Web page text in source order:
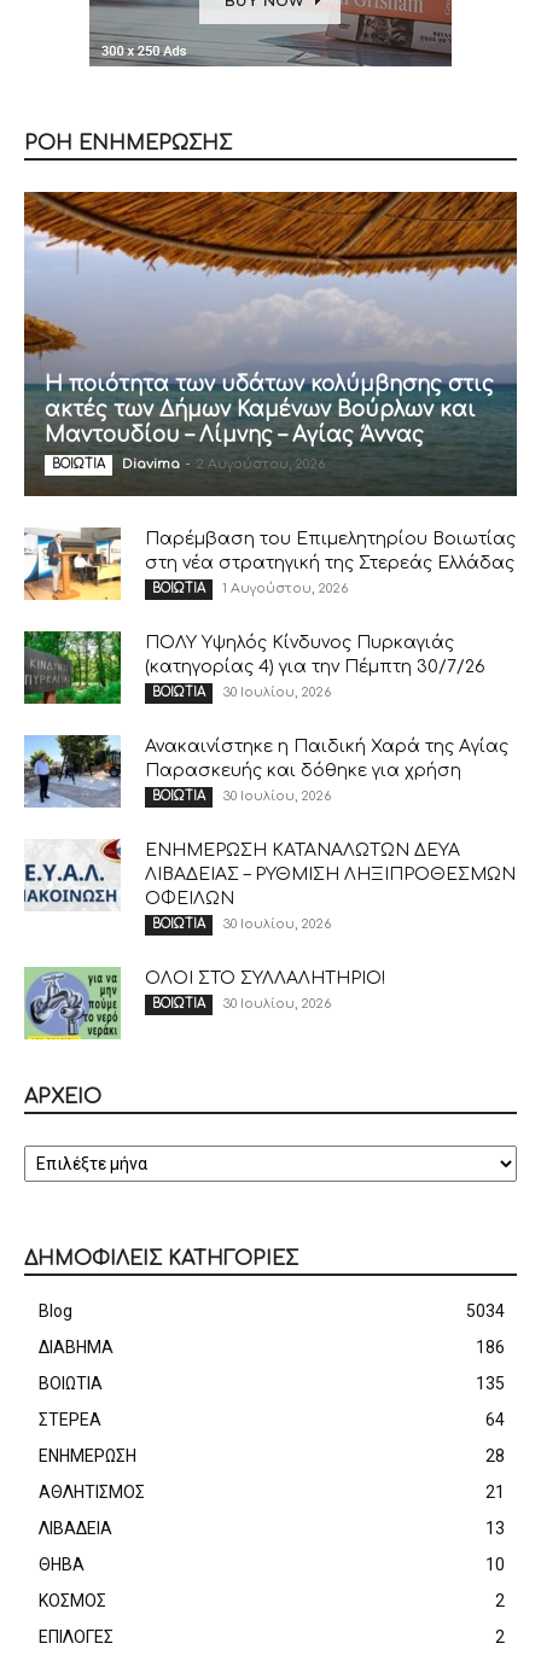
ΡΟΗ ΕΝΗΜΕΡΩΣΗΣ
Η ποιότητα των υδάτων κολύμβησης στις
ακτές των Δήμων Καμένων Βούρλων και
Μαντουδίου – Λίμνης – Αγίας Άννας
ΒΟΙΩΤΙΑ Diavima - 2 Αυγούστου, 2026
Παρέμβαση του Επιμελητηρίου Βοιωτίας
στη νέα στρατηγική της Στερεάς Ελλάδας
ΒΟΙΩΤΙΑ 1 Αυγούστου, 2026
ΠΟΛΥ Υψηλός Κίνδυνος Πυρκαγιάς
(κατηγορίας 4) για την Πέμπτη 30/7/26
ΒΟΙΩΤΙΑ 30 Ιουλίου, 2026
Ανακαινίστηκε η Παιδική Χαρά της Αγίας
Παρασκευής και δόθηκε για χρήση
ΒΟΙΩΤΙΑ 30 Ιουλίου, 2026
ΕΝΗΜΕΡΩΣΗ ΚΑΤΑΝΑΛΩΤΩΝ ΔΕΥΑ
ΛΙΒΑΔΕΙΑΣ – ΡΥΘΜΙΣΗ ΛΗΞΙΠΡΟΘΕΣΜΩΝ
ΟΦΕΙΛΩΝ
ΒΟΙΩΤΙΑ 30 Ιουλίου, 2026
ΟΛΟΙ ΣΤΟ ΣΥΛΛΑΛΗΤΗΡΙΟ!
ΒΟΙΩΤΙΑ 30 Ιουλίου, 2026
ΑΡΧΕΙΟ
ΔΗΜΟΦΙΛΕΙΣ ΚΑΤΗΓΟΡΙΕΣ
Blog
5034
ΔΙΑΒΗΜΑ
186
ΒΟΙΩΤΙΑ
135
ΣΤΕΡΕΑ
64
ΕΝΗΜΕΡΩΣΗ
28
ΑΘΛΗΤΙΣΜΟΣ
21
ΛΙΒΑΔΕΙΑ
13
ΘΗΒΑ
10
ΚΟΣΜΟΣ
2
ΕΠΙΛΟΓΕΣ
2